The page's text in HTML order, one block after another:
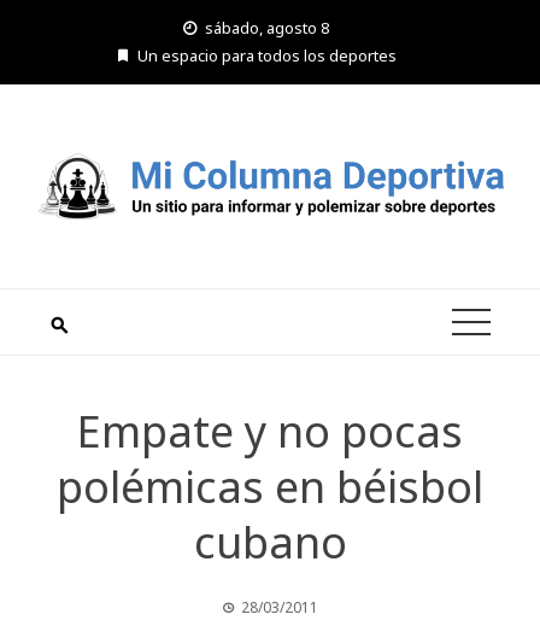
sábado, agosto 8
Un espacio para todos los deportes
Empate y no pocas
polémicas en béisbol
cubano
28/03/2011